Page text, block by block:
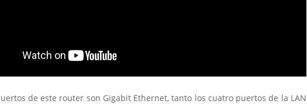
de este router son Gigabit Ethernet, tanto los cuatro puertos de la LAN